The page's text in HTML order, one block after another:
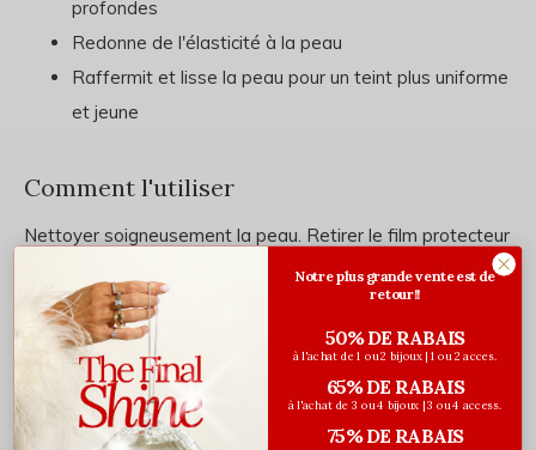
profondes
Redonne de l'élasticité à la peau
Raffermit et lisse la peau pour un teint plus uniforme
et jeune
Comment l'utiliser
Nettoyer soigneusement la peau. Retirer le film protecteur
des deux côtés des patchs et appliquer chaque patch sur
la zone concernée (voir image sur le paquet). Tapoter
délicatement pour bien les fixer, puis poursuivre votre
routine de soins habituelle en veillant à ce qu'aucun produit
ne touche les patchs. Laisser agir pendant au moins deux
heures, ou idéalement toute la nuit. Retirer les patchs
Notre plus grande vente est de
retour!!
50% DE RABAIS
à l'achat de 1 ou 2 bijoux | 1 ou 2 acces.
65% DE RABAIS
à l'achat de 3 ou 4 bijoux | 3 ou 4 access.
75% DE RABAIS